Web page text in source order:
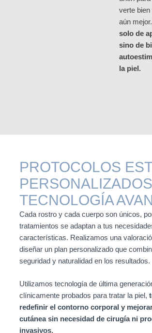
verte
aún mejor.
solo de
sino de
la piel.
PROTOCOLOS
TECNOLOGÍA
Cada rostro y cada cuerpo son únicos,
tratamientos se adaptan a tus
características. Realizamos una
diseñar un plan personalizado que
seguridad y naturalidad en los resultados.
Utilizamos tecnología de última
clínicamente probados para tratar la piel,
redefinir el contorno corporal y
cutánea sin necesidad de cirugía ni
invasivos.